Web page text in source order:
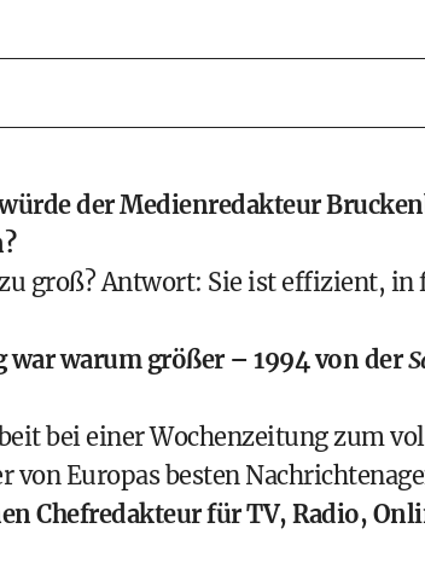
würde der Medienredakteur
groß? Antwort: Sie ist effizient, in
war warum größer – 1994 von der
bei einer Wochenzeitung zum
von Europas besten
Chefredakteur für TV, Radio,